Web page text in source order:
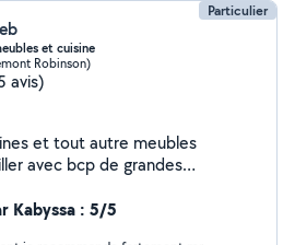
Particulier
et cuisine
Robinson)
avis)
et tout autre meubles
avec bcp de grandes
( peinture , placo, plomberie et
Kabyssa : 5/5